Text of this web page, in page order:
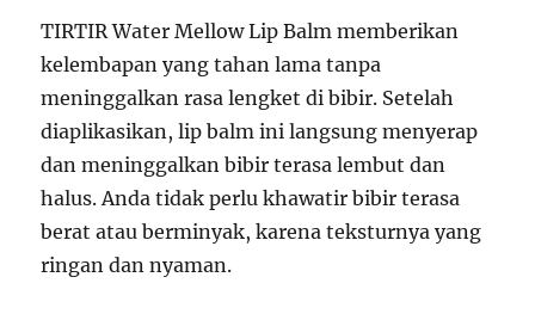
TIRTIR Water Mellow Lip Balm memberikan
kelembapan yang tahan lama tanpa
meninggalkan rasa lengket di bibir. Setelah
diaplikasikan, lip balm ini langsung menyerap
dan meninggalkan bibir terasa lembut dan
halus. Anda tidak perlu khawatir bibir terasa
berat atau berminyak, karena teksturnya yang
ringan dan nyaman.